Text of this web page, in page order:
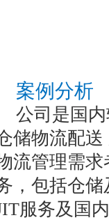
案例分析
公司是国
储物流配
流管理需
，包括仓
服务及国